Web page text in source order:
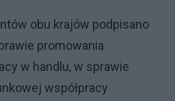
obu krajów podpisano
promowania
w handlu, w sprawie
współpracy